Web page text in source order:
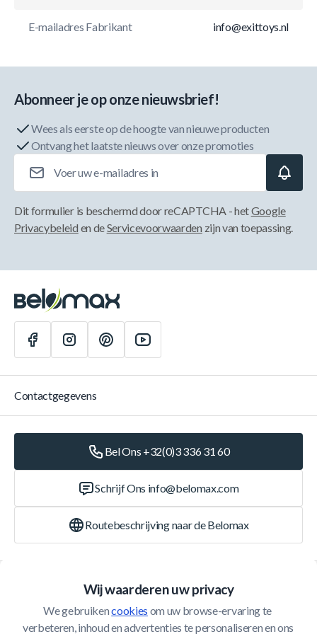
E-mailadres Fabrikant info@exittoys.nl
Wij waarderen uw privacy
We gebruiken cookies om uw browse-ervaring te
verbeteren, inhoud en advertenties te personaliseren en ons
Abonneer je op onze nieuwsbrief!
Wees als eerste op de hoogte van nieuwe producten
Ontvang het laatste nieuws over onze promoties
Dit formulier is beschermd door reCAPTCHA - hetGoogle
Privacybeleid en deServicevoorwaarden zijn van toepassing.
Klantenservice
Contactgegevens
Bel Ons +32(0)3 336 31 60
Schrijf Ons info@belomax.com
Routebeschrijving naar de Belomax